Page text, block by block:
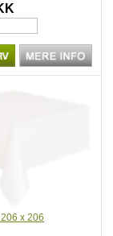
x 206